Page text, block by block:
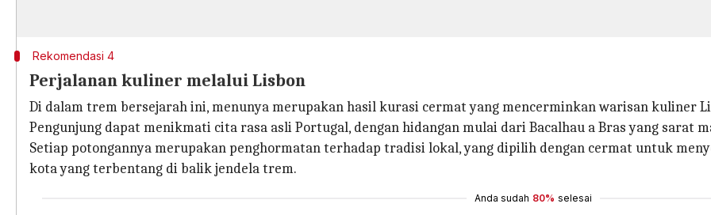
Rekomendasi 4
Perjalanan kuliner melalui Lisbon
Di dalam trem bersejarah ini, menunya merupakan hasil kurasi cermat yang mencerminkan warisan kuliner
Pengunjung dapat menikmati cita rasa asli Portugal, dengan hidangan mulai dari Bacalhau a Bras yang sarat
Setiap potongannya merupakan penghormatan terhadap tradisi lokal, yang dipilih dengan cermat untuk
kota yang terbentang di balik jendela trem.
Anda sudah 80% selesai